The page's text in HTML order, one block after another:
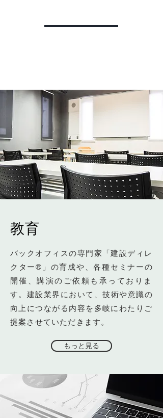
​教育
バックオフィスの専門家「建設ディレ
クター®」の育成や、各種セミナーの
開催、講演のご依頼も承っておりま
す。建設業界において、技術や意識の
向上につながる内容を多岐にわたりご
提案させていただきます。
もっと見る